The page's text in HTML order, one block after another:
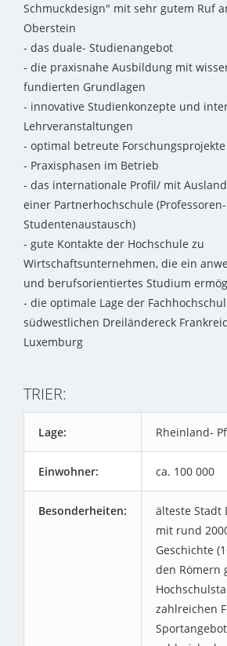
Schmuckdesign" mit sehr gutem Ruf
Oberstein
- das duale- Studienangebot
- die praxisnahe Ausbildung mit
fundierten Grundlagen
- innovative Studienkonzepte und
Lehrveranstaltungen
- optimal betreute Forschungsprojekte
- Praxisphasen im Betrieb
- das internationale Profil/ mit
einer Partnerhochschule
Studentenaustausch)
- gute Kontakte der Hochschule zu
Wirtschaftsunternehmen, die ein
und berufsorientiertes Studium
- die optimale Lage der
südwestlichen Dreiländereck
Luxemburg
TRIER:
Lage: Rheinland-
Einwohner: ca. 100 000
Besonderheiten:
älteste Stadt
mit rund
Geschichte
den Römern
zahlreichen